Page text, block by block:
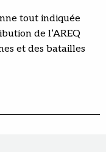
tout indiquée
de l’AREQ
et des batailles